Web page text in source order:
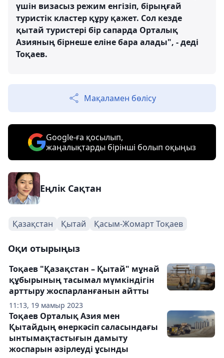
үшін визасыз режим енгізіп, бірыңғай
туристік кластер құру қажет. Сол кезде
қытай туристері бір сапарда Орталық
Азияның бірнеше еліне бара алады", - деді
Тоқаев.
Мақаламен бөлісу
Google-ға қосылып,
жаңалықтарды бірінші болып оқыңыз
Еңлік Сақтан
Қазақстан Қытай Қасым-Жомарт Тоқаев
Оқи отырыңыз
11:13, 19 мамыр 2023
Тоқаев "Қазақстан – Қытай" мұнай
құбырының тасымал мүмкіндігін
арттыру жоспарланғанын айтты
Тоқаев Орталық Азия мен
Қытайдың өнеркәсіп саласындағы
ынтымақтастығын дамыту
жоспарын әзірлеуді ұсынды